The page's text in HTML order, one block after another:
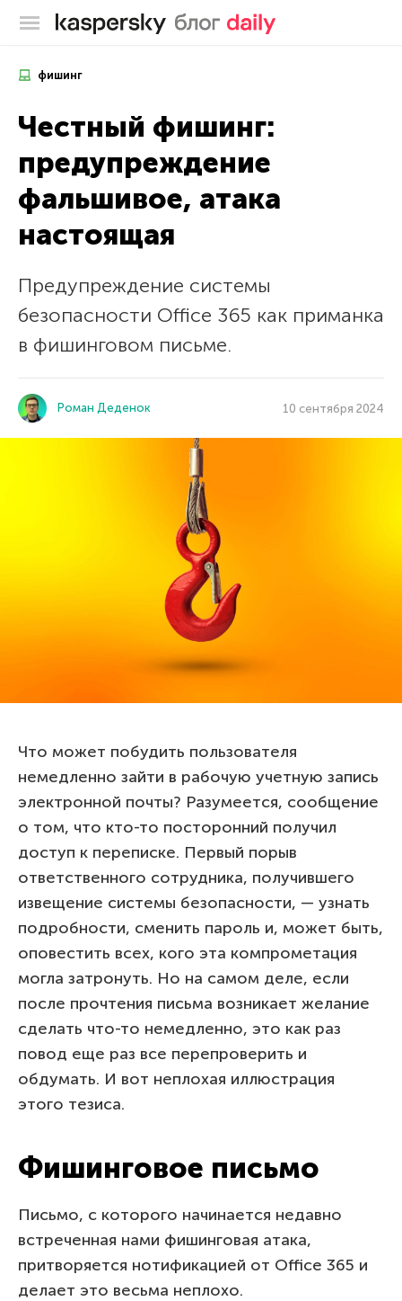
Блог Касперского
фишинг
Честный фишинг:
предупреждение
фальшивое, атака
настоящая
Предупреждение системы
безопасности Office 365 как приманка
в фишинговом письме.
Роман Деденок 10 сентября 2024
Что может побудить пользователя
немедленно зайти в рабочую учетную запись
электронной почты? Разумеется, сообщение
о том, что кто-то посторонний получил
доступ к переписке. Первый порыв
ответственного сотрудника, получившего
извещение системы безопасности, — узнать
подробности, сменить пароль и, может быть,
оповестить всех, кого эта компрометация
могла затронуть. Но на самом деле, если
после прочтения письма возникает желание
сделать что-то немедленно, это как раз
повод еще раз все перепроверить и
обдумать. И вот неплохая иллюстрация
этого тезиса.
Фишинговое письмо
Письмо, с которого начинается недавно
встреченная нами фишинговая атака,
притворяется нотификацией от Office 365 и
делает это весьма неплохо.